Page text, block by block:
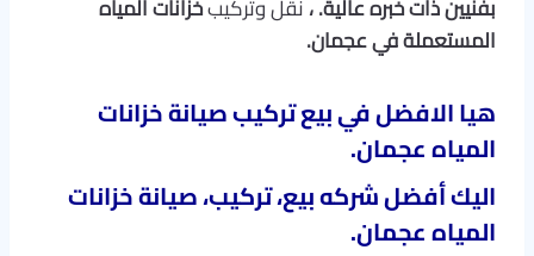
بفنيين ذات خبره عالية.،نقل وتركيبخزانات المياه
المستعملة في عجمان.
هيا الافضل فيبيع تركيب صيانة خزانات
المياه عجمان.
اليك أفضل شركه بيع، تركيب، صيانة خزانات
المياه عجمان.